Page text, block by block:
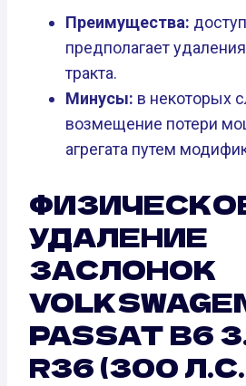
Преимущества:
предполагает
тракта.
Минусы: в некоторых
возмещение потери
агрегата путем
УДАЛЕНИЕ
ЗАСЛОНОК
PASSAT B6
R36 (300